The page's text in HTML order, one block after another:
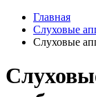
Главная
Слуховые
Слуховые